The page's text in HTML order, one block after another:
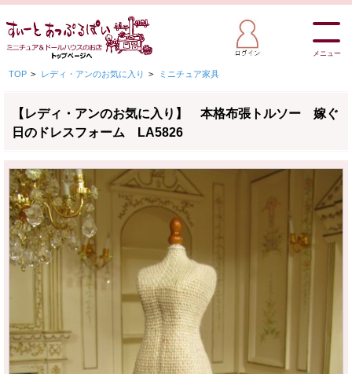
メニュー
TOP > レディ・アンのお気に入り > ミニチュア家具
【レディ・アンのお気に入り】 本格布張トルソー 嫁ぐ
日のドレスフォーム LA5826